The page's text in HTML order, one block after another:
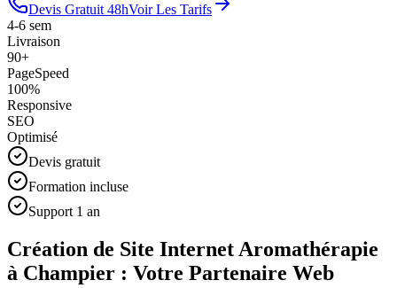
Devis Gratuit 48hVoir Les Tarifs
4-6 sem
Livraison
90+
PageSpeed
100%
Responsive
SEO
Optimisé
Devis gratuit
Formation incluse
Support 1 an
Création de Site Internet Aromathérapie
à Champier : Votre Partenaire Web